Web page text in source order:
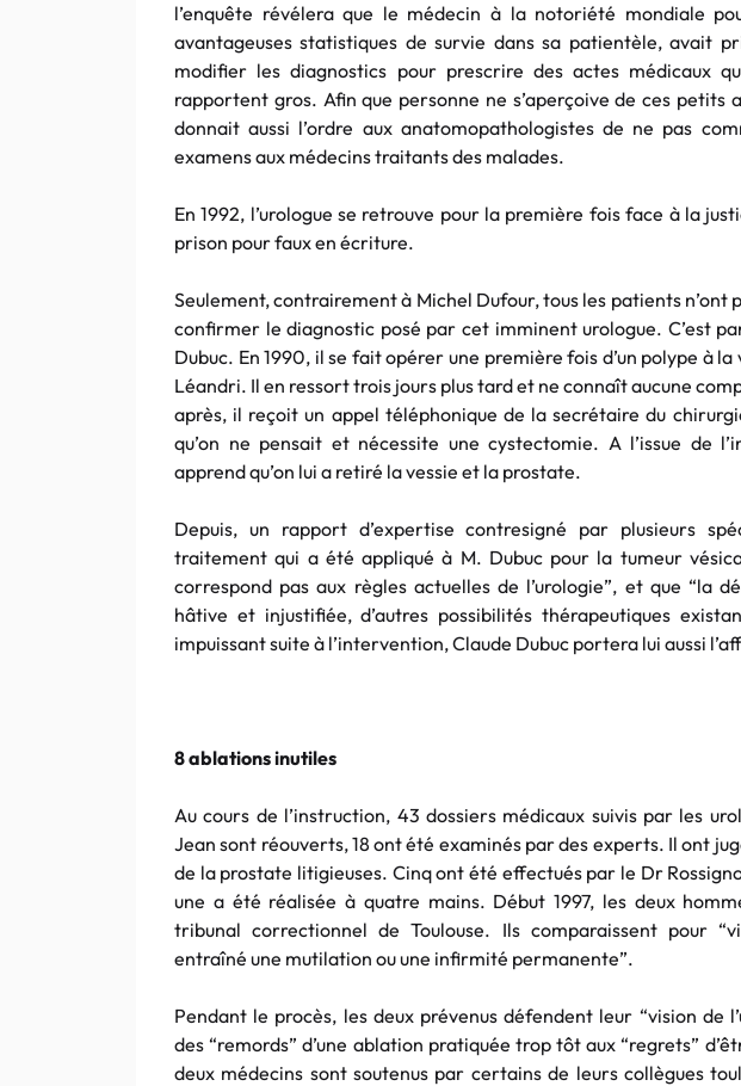
l’enquête révélera que le médecin à la notoriété mondiale
avantageuses statistiques de survie dans sa patientèle, avait
modifier les diagnostics pour prescrire des actes médicaux
rapportent gros. Afin que personne ne s’aperçoive de ces petits
donnait aussi l’ordre aux anatomopathologistes de ne pas
examens aux médecins traitants des malades.
En 1992, l’urologue se retrouve pour la première fois face à la
prison pour faux en écriture.
Seulement, contrairement à Michel Dufour, tous les patients n’ont
confirmer le diagnostic posé par cet imminent urologue. C’est
Dubuc. En 1990, il se fait opérer une première fois d’un polype à
Léandri. Il en ressort trois jours plus tard et ne connaît aucune
après, il reçoit un appel téléphonique de la secrétaire du
qu’on ne pensait et nécessite une cystectomie. A l’issue de
apprend qu’on lui a retiré la vessie et la prostate.
Depuis, un rapport d’expertise contresigné par plusieurs
traitement qui a été appliqué à M. Dubuc pour la tumeur
correspond pas aux règles actuelles de l’urologie”, et que “la
hâtive et injustifiée, d’autres possibilités thérapeutiques
impuissant suite à l’intervention, Claude Dubuc portera lui aussi
8 ablations inutiles
Au cours de l’instruction, 43 dossiers médicaux suivis par les
Jean sont réouverts, 18 ont été examinés par des experts. Il ont
de la prostate litigieuses. Cinq ont été effectués par le Dr
une a été réalisée à quatre mains. Début 1997, les deux
tribunal correctionnel de Toulouse. Ils comparaissent pour
entraîné une mutilation ou une infirmité permanente”.
Pendant le procès, les deux prévenus défendent leur “vision de
des “remords” d’une ablation pratiquée trop tôt aux “regrets”
deux médecins sont soutenus par certains de leurs collègues